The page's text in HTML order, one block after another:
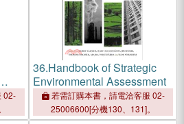
02-
36.Handbook of Strategic
Environmental Assessment
若需訂購本書，請電洽客服 02-
25006600[分機130、131]。